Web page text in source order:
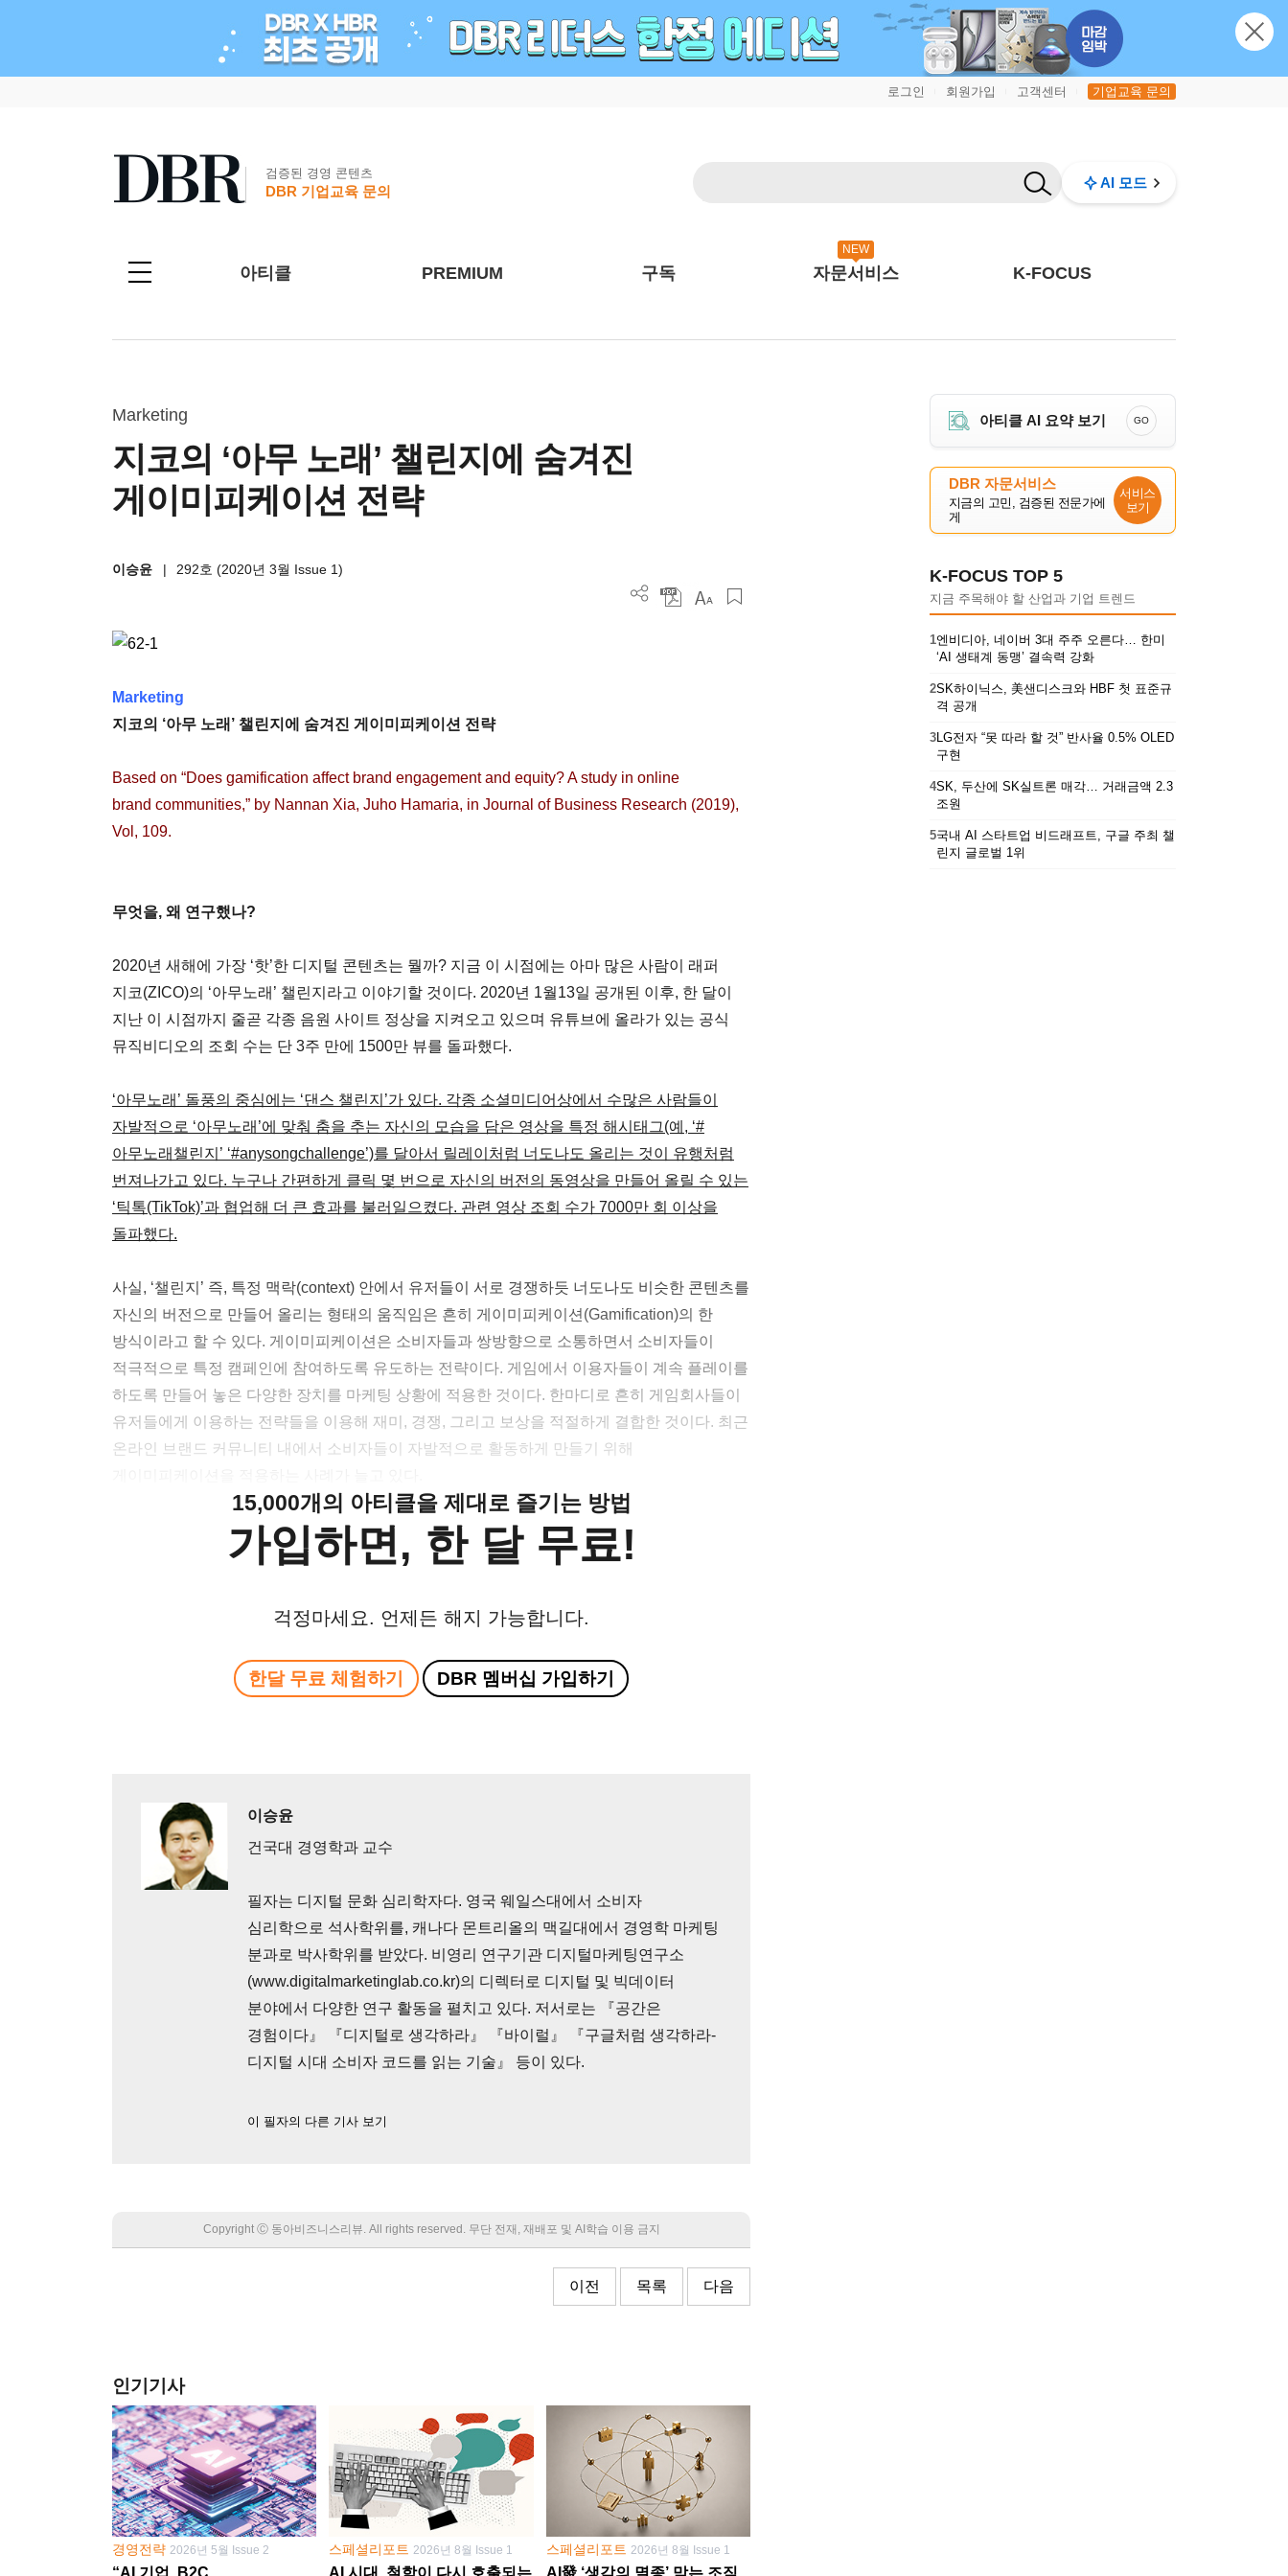
로그인 회원가입 고객센터 기업교육 문의
검증된 경영 콘텐츠
DBR 기업교육 문의
AI 모드
아티클 PREMIUM 구독
NEW
자문서비스 K-FOCUS
Marketing
지코의 ‘아무 노래’ 챌린지에 숨겨진
게이미피케이션 전략
이승윤 | 292호 (2020년 3월 Issue 1)
Marketing
지코의 ‘아무 노래’ 챌린지에 숨겨진 게이미피케이션 전략
Based on “Does gamification affect brand engagement and equity? A study in online
brand communities,” by Nannan Xia, Juho Hamaria, in Journal of Business Research (2019),
Vol, 109.
무엇을, 왜 연구했나?
2020년 새해에 가장 ‘핫’한 디지털 콘텐츠는 뭘까? 지금 이 시점에는 아마 많은 사람이 래퍼
지코(ZICO)의 ‘아무노래’ 챌린지라고 이야기할 것이다. 2020년 1월13일 공개된 이후, 한 달이
지난 이 시점까지 줄곧 각종 음원 사이트 정상을 지켜오고 있으며 유튜브에 올라가 있는 공식
뮤직비디오의 조회 수는 단 3주 만에 1500만 뷰를 돌파했다.
‘아무노래’ 돌풍의 중심에는 ‘댄스 챌린지’가 있다. 각종 소셜미디어상에서 수많은 사람들이
자발적으로 ‘아무노래’에 맞춰 춤을 추는 자신의 모습을 담은 영상을 특정 해시태그(예, ‘#
아무노래챌린지’ ‘#anysongchallenge’)를 달아서 릴레이처럼 너도나도 올리는 것이 유행처럼
번져나가고 있다. 누구나 간편하게 클릭 몇 번으로 자신의 버전의 동영상을 만들어 올릴 수 있는
‘틱톡(TikTok)’과 협업해 더 큰 효과를 불러일으켰다. 관련 영상 조회 수가 7000만 회 이상을
돌파했다.
사실, ‘챌린지’ 즉, 특정 맥락(context) 안에서 유저들이 서로 경쟁하듯 너도나도 비슷한 콘텐츠를
자신의 버전으로 만들어 올리는 형태의 움직임은 흔히 게이미피케이션(Gamification)의 한
방식이라고 할 수 있다. 게이미피케이션은 소비자들과 쌍방향으로 소통하면서 소비자들이
적극적으로 특정 캠페인에 참여하도록 유도하는 전략이다. 게임에서 이용자들이 계속 플레이를
하도록 만들어 놓은 다양한 장치를 마케팅 상황에 적용한 것이다. 한마디로 흔히 게임회사들이
유저들에게 이용하는 전략들을 이용해 재미, 경쟁, 그리고 보상을 적절하게 결합한 것이다. 최근
온라인 브랜드 커뮤니티 내에서 소비자들이 자발적으로 활동하게 만들기 위해
15,000개의 아티클을 제대로 즐기는 방법
가입하면, 한 달 무료!
걱정마세요. 언제든 해지 가능합니다.
한달 무료 체험하기 DBR 멤버십 가입하기
이승윤
건국대 경영학과 교수
필자는 디지털 문화 심리학자다. 영국 웨일스대에서 소비자
심리학으로 석사학위를, 캐나다 몬트리올의 맥길대에서 경영학 마케팅
분과로 박사학위를 받았다. 비영리 연구기관 디지털마케팅연구소
(www.digitalmarketinglab.co.kr)의 디렉터로 디지털 및 빅데이터
분야에서 다양한 연구 활동을 펼치고 있다. 저서로는 『공간은
경험이다』 『디지털로 생각하라』 『바이럴』 『구글처럼 생각하라-
디지털 시대 소비자 코드를 읽는 기술』 등이 있다.
이 필자의 다른 기사 보기
Copyright Ⓒ 동아비즈니스리뷰. All rights reserved. 무단 전재, 재배포 및 AI학습 이용 금지
이전 목록 다음
인기기사
경영전략 2026년 5월 Issue 2
“AI 기업, B2C
스페셜리포트 2026년 8월 Issue 1
AI 시대, 철학이 다시 호출되는
스페셜리포트 2026년 8월 Issue 1
AI發 ‘생각의 멸종’ 막는 조직
아티클 AI 요약 보기 GO
DBR 자문서비스
지금의 고민, 검증된 전문가에
게
서비스
보기
K-FOCUS TOP 5
지금 주목해야 할 산업과 기업 트렌드
1엔비디아, 네이버 3대 주주 오른다… 한미
‘AI 생태계 동맹’ 결속력 강화
2SK하이닉스, 美샌디스크와 HBF 첫 표준규
격 공개
3LG전자 “못 따라 할 것” 반사율 0.5% OLED
구현
4SK, 두산에 SK실트론 매각… 거래금액 2.3
조원
5국내 AI 스타트업 비드래프트, 구글 주최 챌
린지 글로벌 1위